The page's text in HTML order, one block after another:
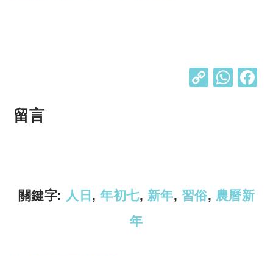
C
k
W
p
留言
關鍵字: 人日 , 年初七, 新年, 習俗, 農曆新
年